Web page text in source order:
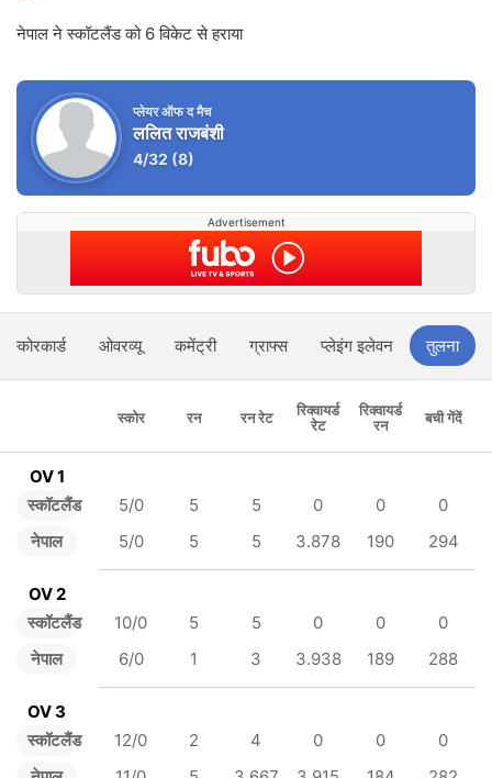
नेपाल ने स्कॉटलैंड को 6 विकेट से हराया
प्लेयर ऑफ द मैच
ललित राजबंशी
4/32 (8)
Advertisement
स्कोरकार्ड ओवरव्यू कमेंट्री ग्राफ्स प्लेइंग इलेवन तुलना
स्कोर रन रन रेट
रिक्वायर्ड
रेट
रिक्वायर्ड
रन
बची गेंदें
OV 1
स्कॉटलैंड
नेपाल
5/0 5 5 0 0
0
5/0
5 5 3.878 190 294
OV 2
स्कॉटलैंड
नेपाल
10/0 5 5 0 0
0
6/0
1 3 3.938 189 288
OV 3
स्कॉटलैंड
12/0 2 4 0 0
0